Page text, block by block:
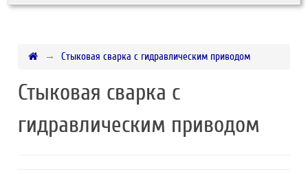
Стыковая сварка с гидравлическим приводом
Стыковая сварка с
гидравлическим приводом